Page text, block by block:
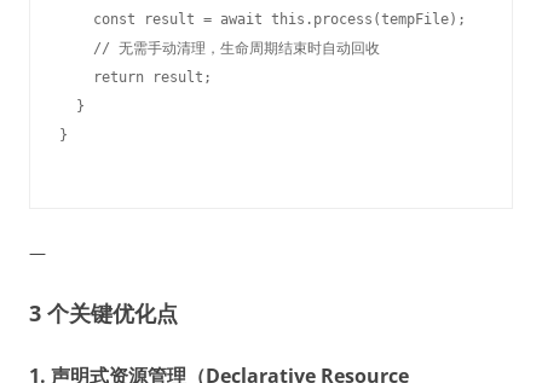
    const result = await this.process(tempFile);
    // 无需手动清理，生命周期结束时自动回收
    return result;
  }
—
3 个关键优化点
1. 声明式资源管理（Declarative Resource